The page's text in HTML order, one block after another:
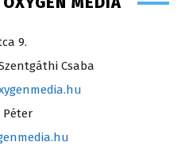
9.
Csaba
Péter